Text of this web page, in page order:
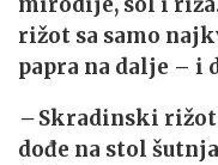
rižot sa samo
papra na dalje – i
–Skradinski rižot
dođe na stol